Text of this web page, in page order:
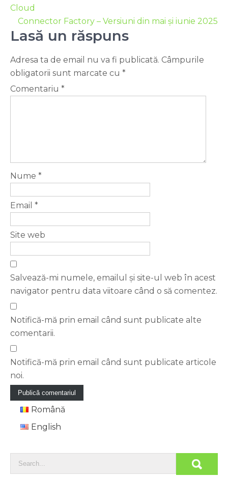
Cloud
Connector Factory – Versiuni din mai și iunie 2025
Lasă un răspuns
Adresa ta de email nu va fi publicată. Câmpurile
obligatorii sunt marcate cu *
Comentariu *
Nume *
Email *
Site web
Salvează-mi numele, emailul și site-ul web în acest
navigator pentru data viitoare când o să comentez.
Notifică-mă prin email când sunt publicate alte
comentarii.
Notifică-mă prin email când sunt publicate articole
noi.
Română
English